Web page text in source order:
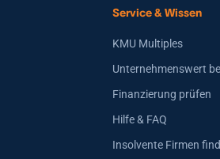
Service & Wissen
KMU Multiples
Unternehmenswert
Finanzierung prüfen
Hilfe & FAQ
Insolvente Firmen